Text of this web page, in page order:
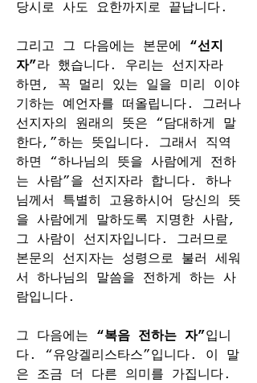
당시로 사도 요한까지로 끝납니다.
그리고 그 다음에는 본문에 “선지
자”라 했습니다. 우리는 선지자라
하면, 꼭 멀리 있는 일을 미리 이야
기하는 예언자를 떠올립니다. 그러나
선지자의 원래의 뜻은 “담대하게 말
한다,”하는 뜻입니다. 그래서 직역
하면 “하나님의 뜻을 사람에게 전하
는 사람”을 선지자라 합니다. 하나
님께서 특별히 고용하시어 당신의 뜻
을 사람에게 말하도록 지명한 사람,
그 사람이 선지자입니다. 그러므로
본문의 선지자는 성령으로 불러 세워
서 하나님의 말씀을 전하게 하는 사
람입니다.
그 다음에는 “복음 전하는 자”입니
다. “유앙겔리스타스”입니다. 이 말
은 조금 더 다른 의미를 가집니다.